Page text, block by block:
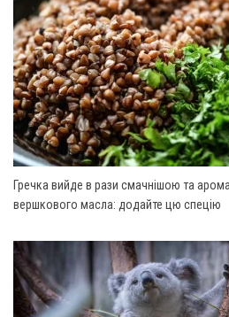
Гречка вийде в рази смачнішою та
вершкового масла: додайте цю спецію